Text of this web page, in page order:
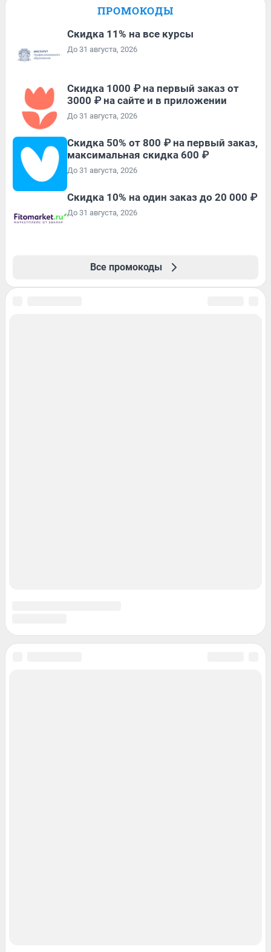
ПРОМОКОДЫ
Скидка 11% на все курсы
До 31 августа, 2026
Скидка 1000 ₽ на первый заказ от
3000 ₽ на сайте и в приложении
До 31 августа, 2026
Скидка 50% от 800 ₽ на первый заказ,
максимальная скидка 600 ₽
До 31 августа, 2026
Скидка 10% на один заказ до 20 000 ₽
До 31 августа, 2026
Все промокоды